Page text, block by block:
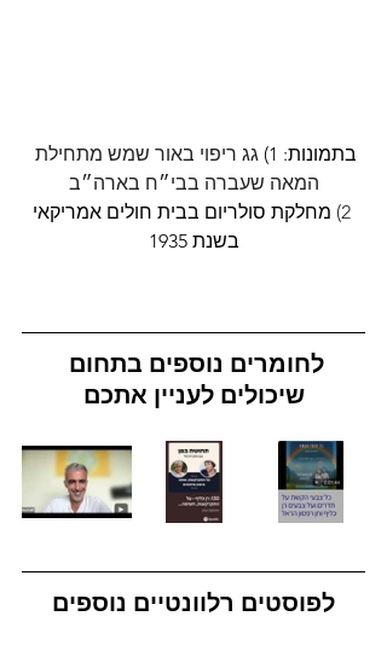
בתמונות: 1)
גג ריפוי באור שמש מתחילת
המאה שעברה בבי״ח בארה״ב
  2)
מחלקת סולריום בבית חולים אמריקאי
בשנת 1935
לחומרים נוספים בתחום
שיכולים לעניין אתכם
לפוסטים רלוונטיים נוספים